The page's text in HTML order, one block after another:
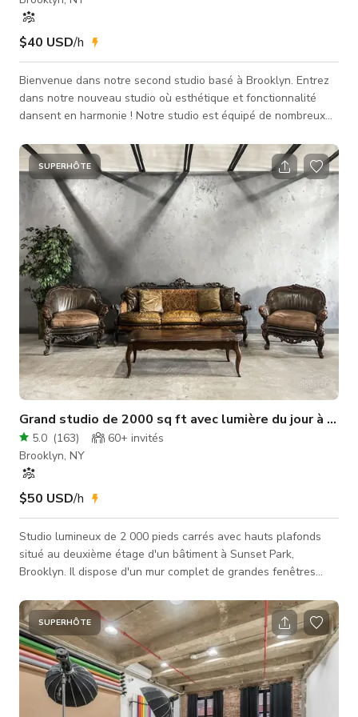
$40 USD/h
Bienvenue dans notre second studio basé à Brooklyn. Entrez
dans notre nouveau studio où esthétique et fonctionnalité
dansent en harmonie ! Notre studio est équipé de nombreux
fournissant tout ce dont vous avez besoin pour vos projets
créatifs. Le studio fait environ 700 pieds carrés et est orné de
riches planchers en bois dur, d'accents vintage et d'un mur de
fenêtres offrant une lumière naturelle indirecte. Situé entre F
SUPERHÔTE
Grand studio de 2000 sq ft avec lumière du jour à
5.0 (163) 60+ invités
Brooklyn, NY
$50 USD/h
Studio lumineux de 2 000 pieds carrés avec hauts plafonds
situé au deuxième étage d'un bâtiment à Sunset Park,
Brooklyn. Il dispose d'un mur complet de grandes fenêtres
et vidéo de mode et beauté, portraits, natures mortes,
castings, productions photo et vidéo, showrooms de mode,
réunions, cours de cuisine et événements spéciaux.
Équipements inclus : * Parking dans la rue * Accès 24h/24 *
Cuisine * Salle de bain pr
SUPERHÔTE